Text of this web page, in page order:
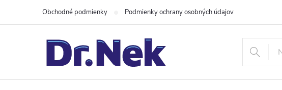
Obchodné podmienky Podmienky ochrany osobných údajov